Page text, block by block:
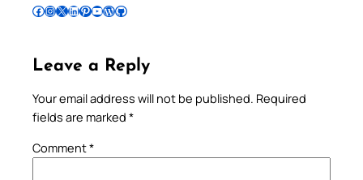
Follow Pradeep on Facebook Follow Pradeep on InstagramFollow Pradeep on X Follow Pradeep on LinkedIn Follow Pradeep on Pinterest Subscribe to Pradeep’s Youtube Channel Follow Pradeep on WordPress Follow Pradeep on GitHub
Leave a Reply
Your email address will not be published. Required
fields are marked *
Comment*